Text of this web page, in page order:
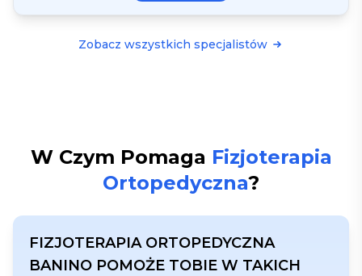
Zobacz wszystkich specjalistów
W Czym Pomaga Fizjoterapia
Ortopedyczna?
FIZJOTERAPIA ORTOPEDYCZNA
BANINO POMOŻE TOBIE W TAKICH